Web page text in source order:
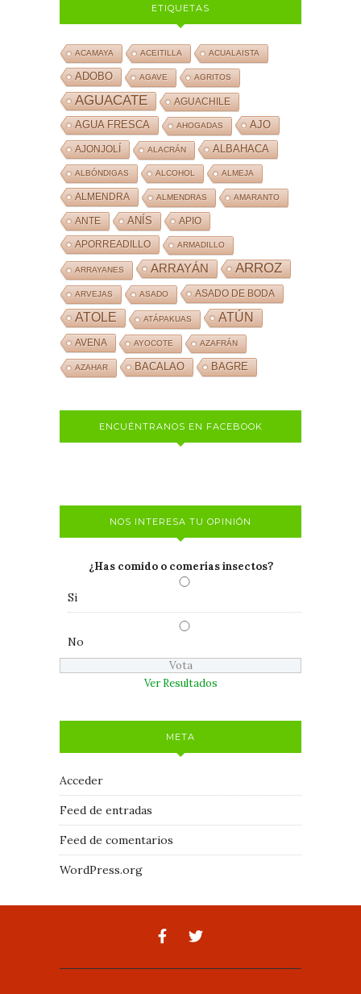
ETIQUETAS
ACAMAYA ACEITILLA ACUALAISTA
ADOBO AGAVE AGRITOS
AGUACATE AGUACHILE
AGUA FRESCA AHOGADAS AJO
AJONJOLÍ ALACRÁN ALBAHACA
ALBÓNDIGAS ALCOHOL ALMEJA
ALMENDRA ALMENDRAS AMARANTO
ANTE ANÍS APIO
APORREADILLO ARMADILLO
ARRAYANES ARRAYÁN ARROZ
ARVEJAS ASADO ASADO DE BODA
ATOLE ATÁPAKUAS ATÚN
AVENA AYOCOTE AZAFRÁN
AZAHAR BACALAO BAGRE
ENCUÉNTRANOS EN FACEBOOK
NOS INTERESA TU OPINIÓN
¿Has comido o comerías insectos?
Si
No
Ver Resultados
META
Acceder
Feed de entradas
Feed de comentarios
WordPress.org